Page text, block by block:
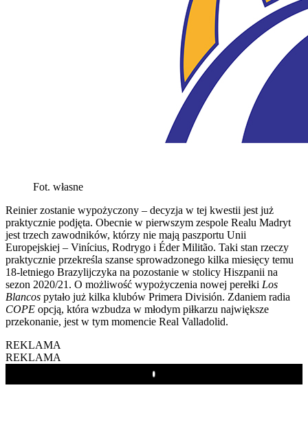
Fot. własne
Reinier zostanie wypożyczony – decyzja w tej kwestii jest już
praktycznie podjęta. Obecnie w pierwszym zespole Realu Madryt
jest trzech zawodników, którzy nie mają paszportu Unii
Europejskiej – Vinícius, Rodrygo i Éder Militão. Taki stan rzeczy
praktycznie przekreśla szanse sprowadzonego kilka miesięcy temu
18-letniego Brazylijczyka na pozostanie w stolicy Hiszpanii na
sezon 2020/21. O możliwość wypożyczenia nowej perełki Los
Blancos pytało już kilka klubów Primera División. Zdaniem radia
COPE opcją, która wzbudza w młodym piłkarzu największe
przekonanie, jest w tym momencie Real Valladolid.
REKLAMA
REKLAMA
Play